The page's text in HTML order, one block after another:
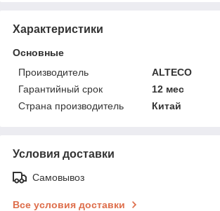
Характеристики
Основные
Производитель
ALTECO
Гарантийный срок
12 мес
Страна производитель
Китай
Условия доставки
Самовывоз
Все условия доставки